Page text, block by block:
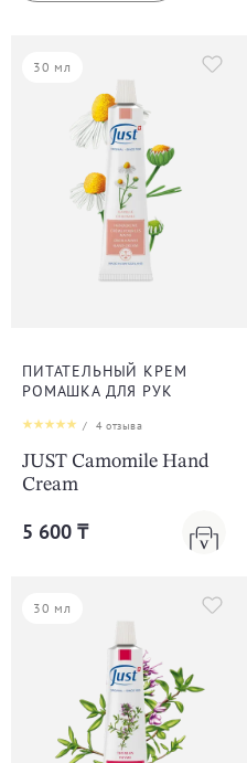
30 мл
ПИТАТЕЛЬНЫЙ КРЕМ
РОМАШКА ДЛЯ РУК
/ 4отзыва
JUST Camomile Hand
Cream
5 600 ₸
30 мл